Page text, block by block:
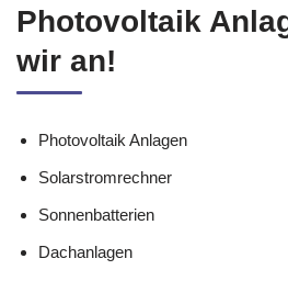
Photovoltaik
wir an!
Photovoltaik Anlagen
Solarstromrechner
Sonnenbatterien
Dachanlagen